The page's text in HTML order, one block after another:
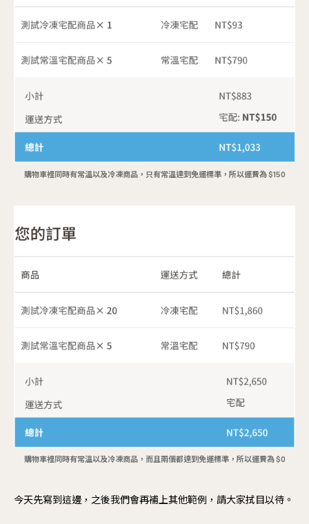
購物車裡同時有常溫以及冷凍商品，只有常溫達到免運標準，所以運費為 $150
購物車裡同時有常溫以及冷凍商品，而且兩個都達到免運標準，所以運費為 $0
今天先寫到這邊，之後我們會再補上其他範例，請大家拭目以待。